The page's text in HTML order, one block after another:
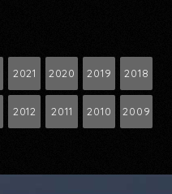
2021 2020 2019 2018
2012 2011 2010 2009